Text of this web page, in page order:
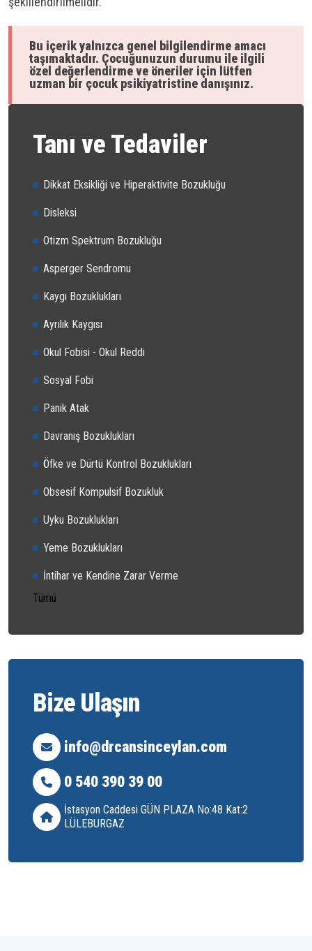
Tanı ve Tedaviler
Dikkat Eksikliği ve Hiperaktivite Bozukluğu
Disleksi
Otizm Spektrum Bozukluğu
Asperger Sendromu
Kaygı Bozuklukları
Ayrılık Kaygısı
Okul Fobisi - Okul Reddi
Sosyal Fobi
Panik Atak
Davranış Bozuklukları
Öfke ve Dürtü Kontrol Bozuklukları
Obsesif Kompulsif Bozukluk
Uyku Bozuklukları
Yeme Bozuklukları
İntihar ve Kendine Zarar Verme
Tümü
Bize Ulaşın
info@drcansinceylan.com
0 540 390 39 00
İstasyon Caddesi GÜN PLAZA No:48 Kat:2
LÜLEBURGAZ
Bu içerik yalnızca genel bilgilendirme amacı
taşımaktadır. Çocuğunuzun durumu ile ilgili
özel değerlendirme ve öneriler için lütfen
uzman bir çocuk psikiyatristine danışınız.